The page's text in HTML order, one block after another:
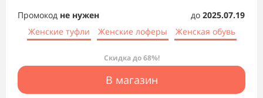
Промокод не нужен до 2025.07.19
Женские туфли
Женские лоферы Женская обувь
Скидка до 68%!
В магазин